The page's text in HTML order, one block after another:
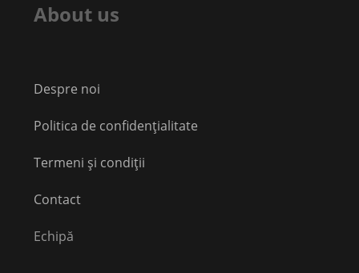
About us
Despre noi
Politica de confidențialitate
Termeni și condiții
Contact
Echipă